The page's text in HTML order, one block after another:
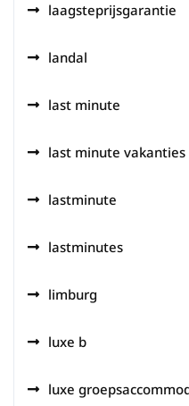
laagsteprijsgarantie
landal
last minute
last minute vakanties
lastminute
lastminutes
limburg
luxe b
luxe